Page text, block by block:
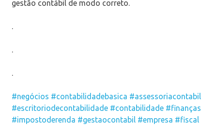
gestão contábil de modo correto.
.
.
.
#negócios #contabilidadebasica #assessoriacontabil
#escritoriodecontabilidade #contabilidade #finanças
#impostoderenda #gestaocontabil #empresa #fiscal